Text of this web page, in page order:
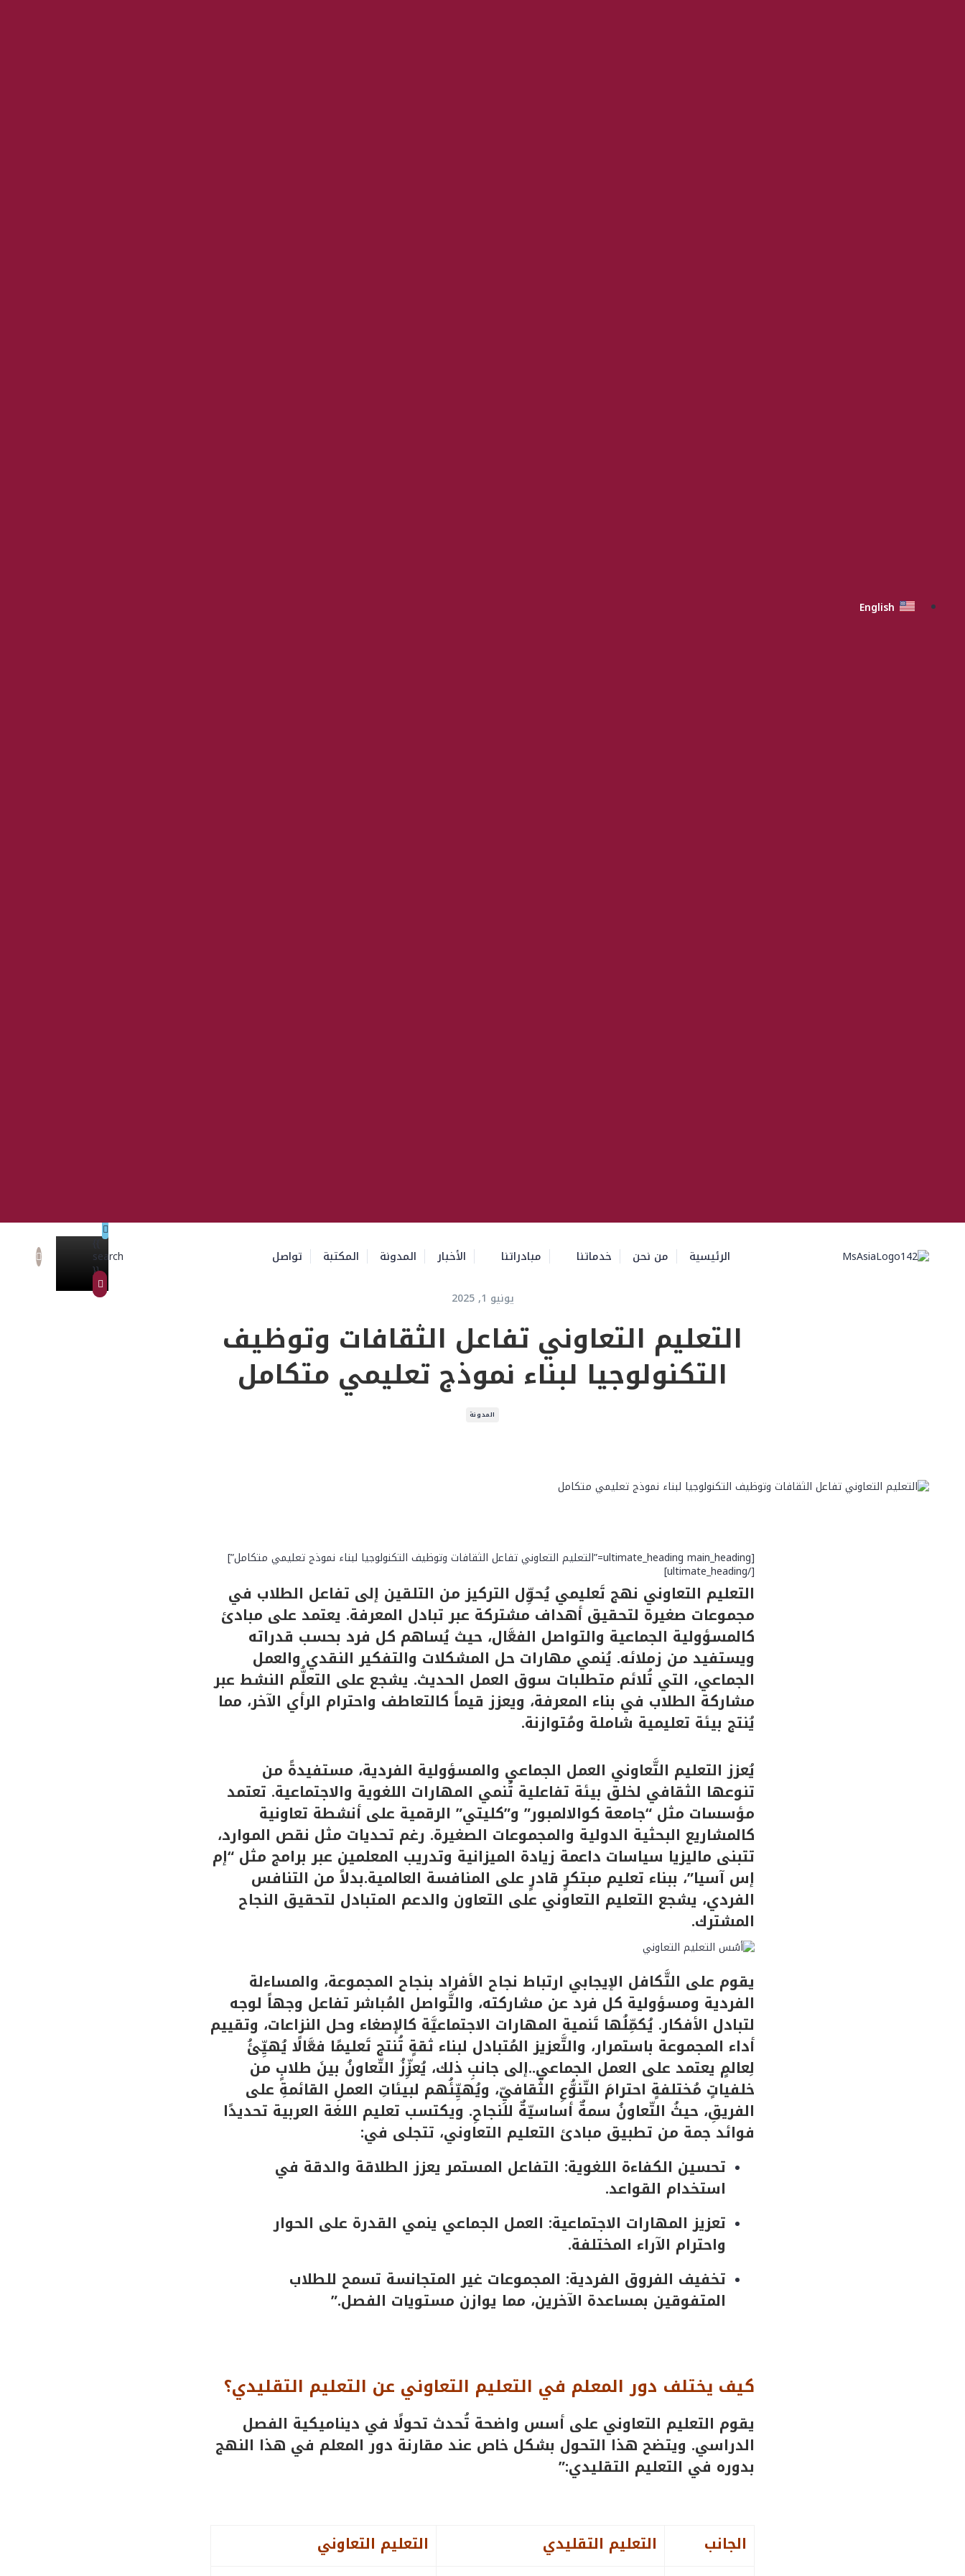
English
الرئيسية من نحن خدماتنا مبادراتنا الأخبار المدونة المكتبة تواصل
{{
search
}}
يونيو 1, 2025
التعليم التعاوني تفاعل الثقافات وتوظيف
التكنولوجيا لبناء نموذج تعليمي متكامل
المدونة
[ultimate_heading main_heading=”التعليم التعاوني تفاعل الثقافات وتوظيف التكنولوجيا لبناء نموذج تعليمي متكامل”]
[/ultimate_heading]
التعليم التعاوني نهج تَعليمي يُحوِّل التركيز من التلقين إلى تفاعل الطلاب في
مجموعات صغيرة لتحقيق أهداف مشتركة عبر تبادل المعرفة. يعتمد على مبادئ
كالمسؤولية الجماعية والتواصل الفعَّال، حيث يُساهم كل فرد بحسب قدراته
ويستفيد من زملائه. يُنمي مهارات حل المشكلات والتفكير النقدي والعمل
الجماعي، التي تُلائم متطلبات سوق العمل الحديث. يشجع على التعلُّم النشط عبر
مشاركة الطلاب في بناء المعرفة، ويعزز قيماً كالتعاطف واحترام الرأي الآخر، مما
يُنتج بيئة تعليمية شاملة ومُتوازنة.
يُعزز التعليم التَّعاوني العمل الجماعي والمسؤولية الفردية، مستفيدةً من
تنوعها الثقافي لخلق بيئة تفاعلية تُنمي المهارات اللغوية والاجتماعية. تعتمد
مؤسسات مثل “جامعة كوالالمبور” و”كليتي” الرقمية على أنشطة تعاونية
كالمشاريع البحثية الدولية والمجموعات الصغيرة. رغم تحديات مثل نقص الموارد،
تتبنى ماليزيا سياسات داعمة زيادة الميزانية وتدريب المعلمين عبر برامج مثل “إم
إس آسيا”، ببناء تعليم مبتكرٍ قادرٍ على المنافسة العالمية.بدلاً من التنافس
الفردي، يشجع التعليم التعاوني على التعاون والدعم المتبادل لتحقيق النجاح
المشترك.
يقوم على التَّكافل الإيجابي ارتباط نجاح الأفراد بنجاح المجموعة، والمساءلة
الفردية ومسؤولية كل فرد عن مشاركته، والتَّواصل المُباشر تفاعل وجهاً لوجه
لتبادل الأفكار. يُكمِّلُها تَنمية المهارات الاجتماعيَّة كالإصغاء وحل النزاعات، وتقييم
أداء المجموعة باستمرار، والتَّعزيز المُتبادل لبناء ثقةٍ تُنتج تَعليمًا فعَّالًا يُهيِّئُ
لِعالمٍ يعتمد على العمل الجماعي..إلى جانبِ ذلك، يُعزِّزُ التّعاونُ بينَ طلابٍ من
خلفياتٍ مُختلفةٍ احترامَ التّنوُّعِ الثّقافيِّ، ويُهيِّئُهم لبيئاتِ العملِ القائمةِ على
الفريقِ، حيثُ التّعاونُ سمةٌ أساسيّةٌ للنجاحِ. ويكتسب تعليم اللغة العربية تحديدًا
فوائد جمة من تطبيق مبادئ التعليم التعاوني، تتجلى في:
تحسين الكفاءة اللغوية: التفاعل المستمر يعزز الطلاقة والدقة في
استخدام القواعد.
تعزيز المهارات الاجتماعية: العمل الجماعي ينمي القدرة على الحوار
واحترام الآراء المختلفة.
تخفيف الفروق الفردية: المجموعات غير المتجانسة تسمح للطلاب
المتفوقين بمساعدة الآخرين، مما يوازن مستويات الفصل.”
كيف يختلف دور المعلم في التعليم التعاوني عن التعليم التقليدي؟
يقوم التعليم التعاوني على أسس واضحة تُحدث تحولًا في ديناميكية الفصل
الدراسي. ويتضح هذا التحول بشكل خاص عند مقارنة دور المعلم في هذا النهج
بدوره في التعليم التقليدي:”
الجانب التعليم التقليدي التعليم التعاوني